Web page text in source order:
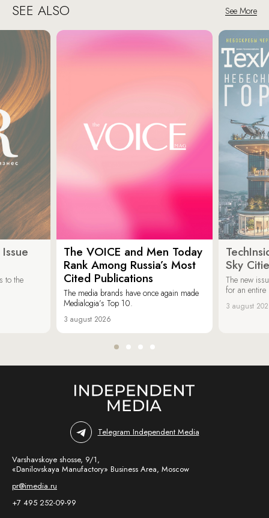
SEE ALSO See More
to the
The VOICE and Men Today
Rank Among Russia’s Most
Cited Publications
The media brands have once again made
Medialogia’s Top 10.
3 august 2026
Sky
The new
for an entire
3 august
Telegram Independent Media
Varshavskoye shosse, 9/1,
«Danilovskaya Manufactory» Business Area, Moscow
pr@imedia.ru
+7 495 252-09-99